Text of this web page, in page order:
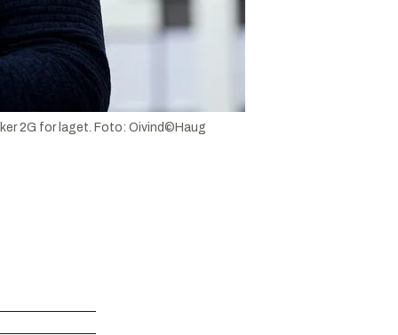
2G for laget. Foto: Oivind©Haug